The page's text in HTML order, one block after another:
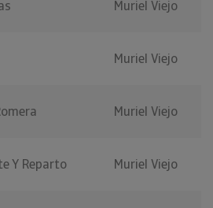
Muriel Viejo
Muriel Viejo
Muriel Viejo
Y Reparto Muriel Viejo